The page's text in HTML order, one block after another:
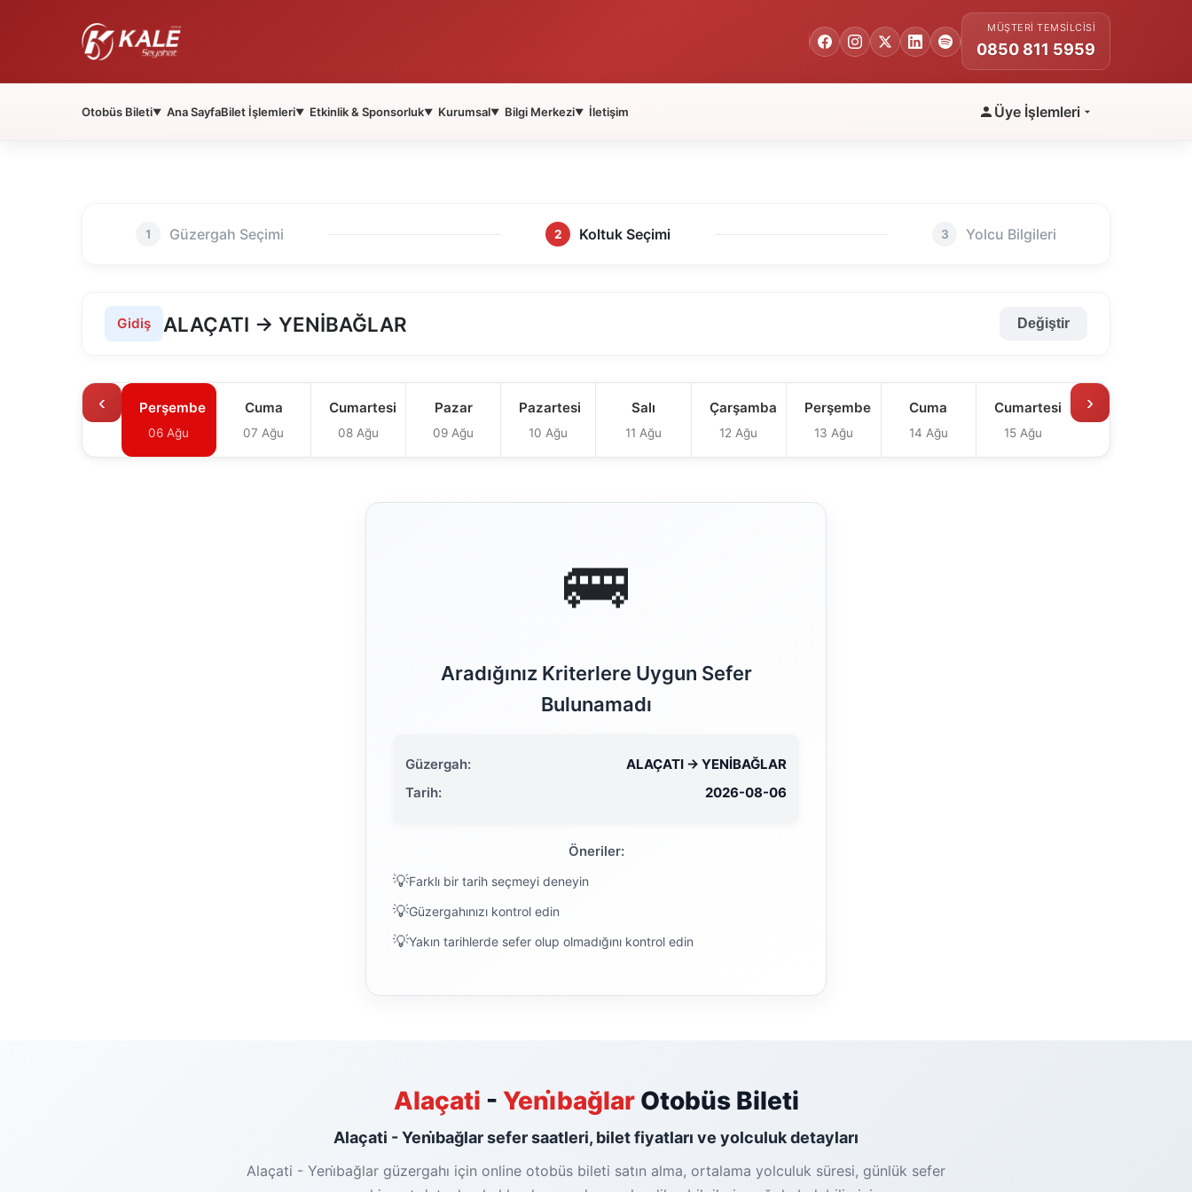
MÜŞTERI TEMSILCISI
0850 811 5959
Otobüs Bileti▼ Ana SayfaBilet İşlemleri▼ Etkinlik & Sponsorluk▼ Kurumsal▼ Bilgi Merkezi▼ İletişim Üye İşlemleri
1 Güzergah Seçimi 2 Koltuk Seçimi 3 Yolcu Bilgileri
Gidiş ALAÇATI → YENİBAĞLAR Değiştir
‹ Perşembe
06 Ağu
Cuma
07 Ağu
Cumartesi
08 Ağu
Pazar
09 Ağu
Pazartesi
10 Ağu
Salı
11 Ağu
Çarşamba
12 Ağu
Perşembe
13 Ağu
Cuma
14 Ağu
Cumartesi
15 Ağu
›
🚌
Aradığınız Kriterlere Uygun Sefer
Bulunamadı
Güzergah:
ALAÇATI → YENİBAĞLAR
Tarih:
2026-08-06
Öneriler:
Farklı bir tarih seçmeyi deneyin
Güzergahınızı kontrol edin
Yakın tarihlerde sefer olup olmadığını kontrol edin
Alaçati - Yeni̇bağlarOtobüs Bileti
Alaçati - Yeni̇bağlar sefer saatleri, bilet fiyatları ve yolculuk detayları
Alaçati - Yeni̇bağlar güzergahı için online otobüs bileti satın alma, ortalama yolculuk süresi, günlük sefer